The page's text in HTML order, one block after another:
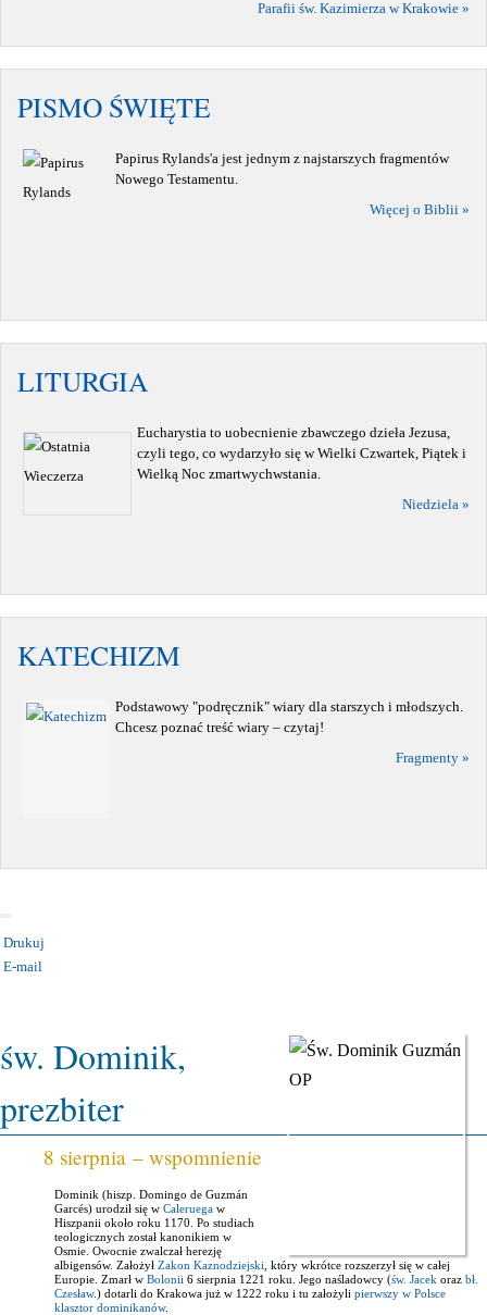
Parafii św. Kazimierza w Krakowie »
PISMO ŚWIĘTE
Papirus Rylands'a jest jednym z najstarszych fragmentów
Nowego Testamentu.
Więcej o Biblii »
LITURGIA
Eucharystia to uobecnienie zbawczego dzieła Jezusa,
czyli tego, co wydarzyło się w Wielki Czwartek, Piątek i
Wielką Noc zmartwychwstania.
Niedziela »
KATECHIZM
Podstawowy "podręcznik" wiary dla starszych i młodszych.
Chcesz poznać treść wiary – czytaj!
Fragmenty »
Drukuj
E-mail
św. Dominik,
prezbiter
8 sierpnia – wspomnienie
Dominik (hiszp. Domingo de Guzmán
Garcés) urodził się w Caleruega w
Hiszpanii około roku 1170. Po studiach
teologicznych został kanonikiem w
Osmie. Owocnie zwalczał herezję
albigensów. Założył Zakon Kaznodziejski , który wkrótce rozszerzył się w całej
Europie. Zmarł w Bolonii 6 sierpnia 1221 roku. Jego naśladowcy (św. Jacek oraz bł.
Czesław.) dotarli do Krakowa już w 1222 roku i tu założyli pierwszy w Polsce
klasztor dominikanów.